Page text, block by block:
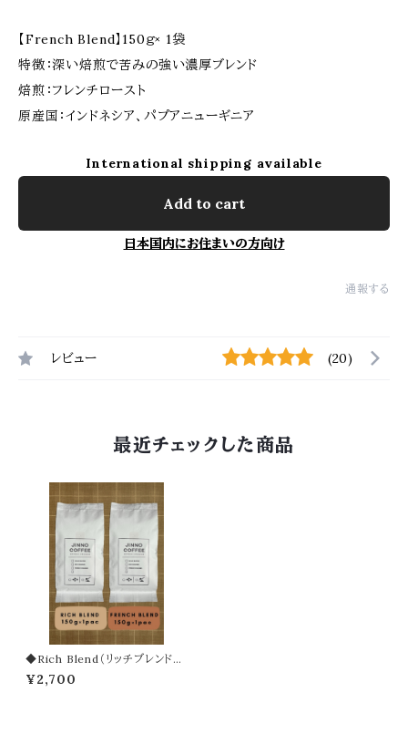
【French Blend】150ｇ× 1袋
特徴：深い焙煎で苦みの強い濃厚ブレンド
焙煎：フレンチロースト
原産国：インドネシア、パプアニューギニア
International shipping available
Add to cart
日本国内にお住まいの方向け
通報する
レビュー (20)
最近チェックした商品
◆Rich Blend（リッチブレンド）1
50g ◆French Blend （フレン
チブレンド）150g
¥2,700